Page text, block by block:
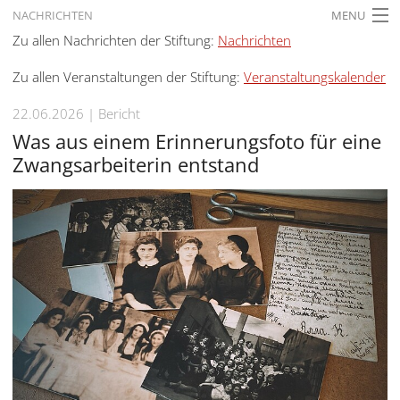
NACHRICHTEN MENU
STARTSEITE
AKTUELLES
AUSSTELLUNGEN
GESCHICHTE
BILDUNG
FORSCHUNG
SERVICE
Deutsch Zurück
Deutsch
Deutsch
Gebärdensprache
Zu allen Nachrichten der Stiftung: Nachrichten
Zu allen Veranstaltungen der Stiftung: Veranstaltungskalender
22.06.2026 Bericht
Was aus einem Erinnerungsfoto für eine
Zwangsarbeiterin entstand